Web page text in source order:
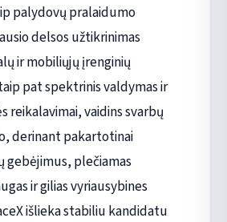
palydovų pralaidumo
delsos užtikrinimas
ir mobiliųjų įrenginių
pat spektrinis valdymas ir
reikalavimai, vaidins svarbų
derinant pakartotinai
gebėjimus, plečiamas
ir gilias vyriausybines
išlieka stabiliu kandidatu